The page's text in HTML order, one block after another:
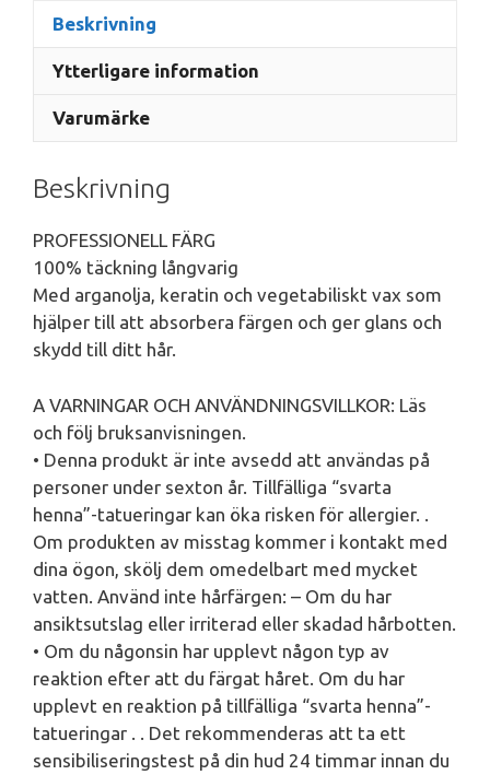
Beskrivning
Ytterligare information
Varumärke
Beskrivning
PROFESSIONELL FÄRG
100% täckning långvarig
Med arganolja, keratin och vegetabiliskt vax som
hjälper till att absorbera färgen och ger glans och
skydd till ditt hår.
A VARNINGAR OCH ANVÄNDNINGSVILLKOR: Läs
och följ bruksanvisningen.
• Denna produkt är inte avsedd att användas på
personer under sexton år. Tillfälliga “svarta
henna”-tatueringar kan öka risken för allergier. .
Om produkten av misstag kommer i kontakt med
dina ögon, skölj dem omedelbart med mycket
vatten. Använd inte hårfärgen: – Om du har
ansiktsutslag eller irriterad eller skadad hårbotten.
• Om du någonsin har upplevt någon typ av
reaktion efter att du färgat håret. Om du har
upplevt en reaktion på tillfälliga “svarta henna”-
tatueringar . . Det rekommenderas att ta ett
sensibiliseringstest på din hud 24 timmar innan du